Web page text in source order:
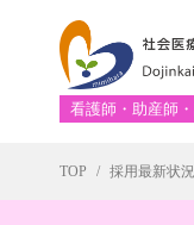
看護師・助産師
TOP 採用最新状況